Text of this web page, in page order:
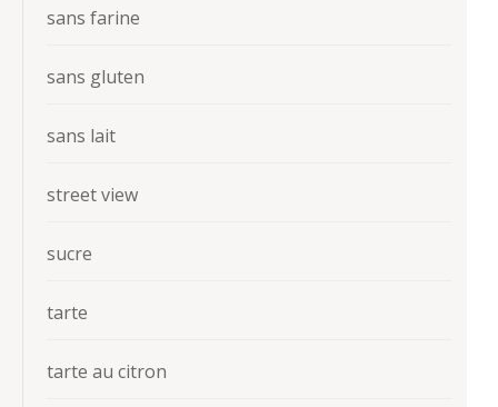
sans farine
sans gluten
sans lait
street view
sucre
tarte
tarte au citron